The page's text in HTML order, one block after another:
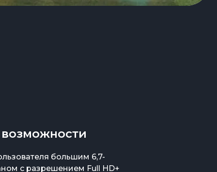
большим 6,7-
с разрешением Full HD+